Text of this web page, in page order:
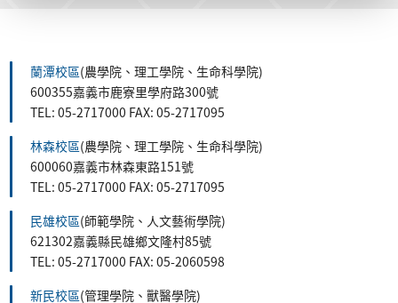
蘭潭校區(農學院、理工學院、生命科學院)
600355嘉義市鹿寮里學府路300號
TEL: 05-2717000 FAX: 05-2717095
林森校區(農學院、理工學院、生命科學院)
600060嘉義市林森東路151號
TEL: 05-2717000 FAX: 05-2717095
民雄校區(師範學院、人文藝術學院)
621302嘉義縣民雄鄉文隆村85號
TEL: 05-2717000 FAX: 05-2060598
新民校區(管理學院、獸醫學院)